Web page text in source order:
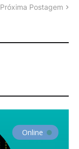
Próxima Postagem